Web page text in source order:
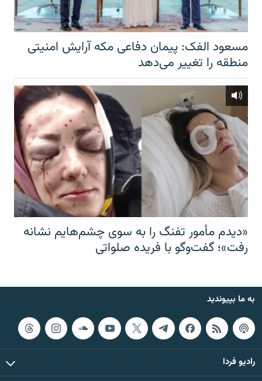
مسعود الفک: پیمان دفاعی مکه آرایش امنیتی
منطقه را تغییر می‌دهد
«دیدم مأمور تفنگ را به سوی چشم‌هایم نشانه
رفت»؛ گفت‌و‌گو با فریده صلواتی
به ما بپیوندید
رادیو فردا